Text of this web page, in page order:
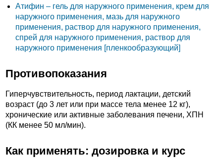
Атифин – гель для наружного применения, крем для
наружного применения, мазь для наружного
применения, раствор для наружного применения,
спрей для наружного применения, раствор для
наружного применения [пленкообразующий]
Противопоказания
Гиперчувствительность, период лактации, детский
возраст (до 3 лет или при массе тела менее 12 кг),
хронические или активные заболевания печени, ХПН
(КК менее 50 мл/мин).
Как применять: дозировка и курс